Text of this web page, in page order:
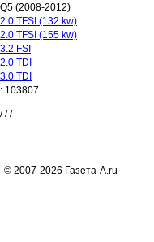
Q5 (2008-2012)
2.0 TFSI (132 kw)
2.0 TFSI (155 kw)
3.2 FSI
2.0 TDI
3.0 TDI
: 103807
///
© 2007-2026 Газета-А.ru